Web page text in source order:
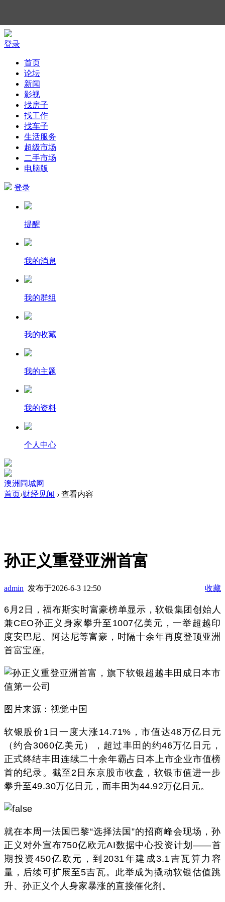
登录
首页
论坛
新闻
影视
找房子
找工作
找车子
生活服务
超级市场
二手市场
电脑版
登录
提醒
我的消息
我的群组
我的收藏
我的主题
我的资料
个人中心
澳洲同城网
首页›财经见闻 › 查看内容
孙正义重登亚洲首富
admin 发布于2026-6-3 12:50 收藏
6月2日，福布斯实时富豪榜单显示，软银集团创始人
兼CEO孙正义身家攀升至1007亿美元，一举超越印
度安巴尼、阿达尼等富豪，时隔十余年再度登顶亚洲
首富宝座。
图片来源：视觉中国
软银股价1日一度大涨14.71%，市值达48万亿日元
（约合3060亿美元），超过丰田的约46万亿日元，
正式终结丰田连续二十余年霸占日本上市企业市值榜
首的纪录。截至2日东京股市收盘，软银市值进一步
攀升至49.30万亿日元，而丰田为44.92万亿日元。
就在本周一法国巴黎“选择法国”的招商峰会现场，孙
正义对外宣布750亿欧元AI数据中心投资计划——首
期投资450亿欧元，到2031年建成3.1吉瓦算力容
量，后续可扩展至5吉瓦。此举成为撬动软银估值跳
升、孙正义个人身家暴涨的直接催化剂。